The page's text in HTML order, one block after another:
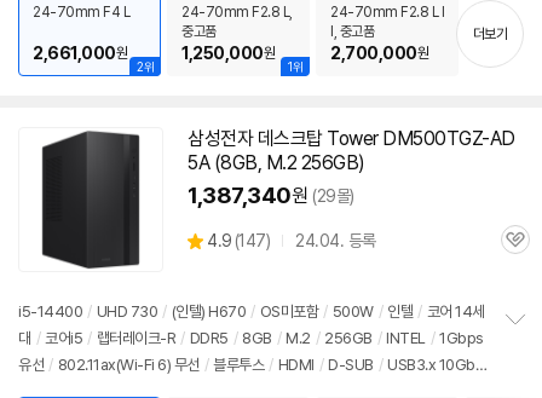
(1800mAh) / 멀티컨트롤러 / 애칭:오막삼
기
2위
24-70mm F4 L
2,661,000원
1위
24-70mm F2.8 L,
중고품
1,250,000원
24-70mm F2.8 L I
I, 중고품
2,700,000원
더보기
삼성전자 데스크탑 Tower DM500TGZ-AD
5A (8GB, M.2 256GB)
1,387,340원 (29몰)
별
4.9 (상
뷰
147) 24.04. 등록
관
i5-14400 / UHD 730 / (인텔) H670 / OS미포함 / 500W / 인텔 / 코어 14세
대 / 코어i5 / 랩터레이크-R / DDR5 / 8GB / M.2 / 256GB / INTEL / 1Gbps
유선 / 802.11ax(Wi-Fi 6) 무선 / 블루투스 / HDMI / D-SUB / USB3.x 10Gbp